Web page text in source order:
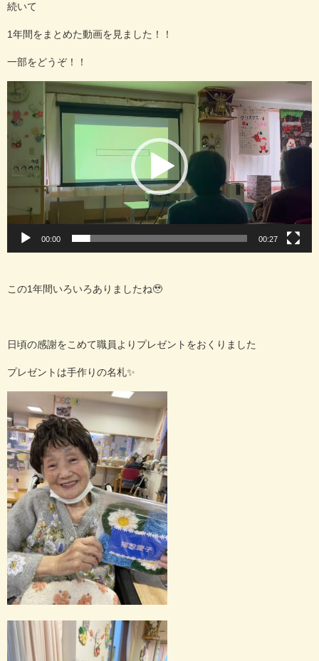
続いて
1年間をまとめた動画を見ました！！
一部をどうぞ！！
動
画
プ
レ
ー
ヤ
00:00 00:27
この1年間いろいろありましたね🥹
日頃の感謝をこめて職員よりプレゼントをおくりました
プレゼントは手作りの名札✨